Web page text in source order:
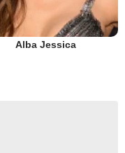
Alba Jessica